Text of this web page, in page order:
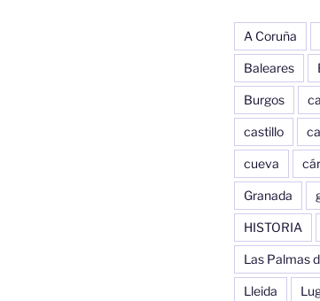
A Coruña
Baleares
Burgos
castillo
cueva
Granada
HISTORIA
Las Palmas
Lleida